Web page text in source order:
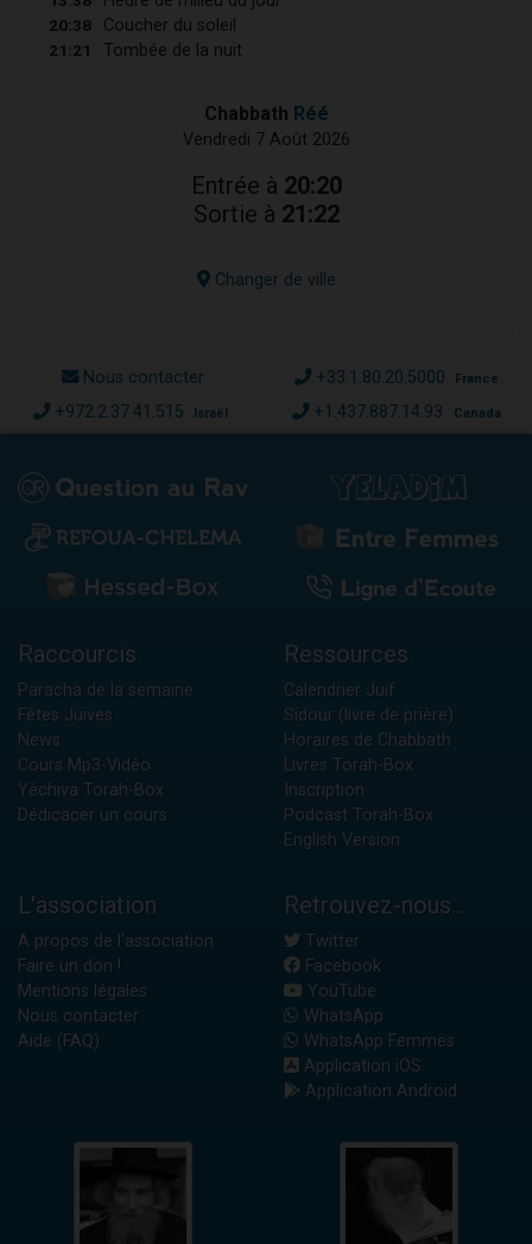
20:38 Coucher du soleil
21:21 Tombée de la nuit
Chabbath Réé
Vendredi 7 Août 2026
Entrée à 20:20
Sortie à 21:22
Changer de ville
Nous contacter +33.1.80.20.5000 France
+972.2.37.41.515 Israël +1.437.887.14.93 Canada
Raccourcis
Paracha de la semaine
Fêtes Juives
News
Cours Mp3-Vidéo
Yéchiva Torah-Box
Dédicacer un cours
Ressources
Calendrier Juif
Sidour (livre de prière)
Horaires de Chabbath
Livres Torah-Box
Inscription
Podcast Torah-Box
English Version
L'association
A propos de l'association
Faire un don !
Mentions légales
Nous contacter
Aide (FAQ)
Retrouvez-nous...
Twitter
Facebook
YouTube
WhatsApp
WhatsApp Femmes
Application iOS
Application Android